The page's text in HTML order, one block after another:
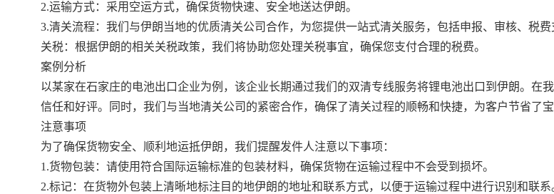
2.运输方式：采用空运方式，确保货物快速、安全地送达伊朗。
3.清关流程：我们与伊朗当地的优质清关公司合作，为您提供一站式清关服务，包括申报、审核、税费
关税：根据伊朗的相关关税政策，我们将协助您处理关税事宜，确保您支付合理的税费。
案例分析
以某家在石家庄的电池出口企业为例，该企业长期通过我们的双清专线服务将锂电池出口到伊朗。在
信任和好评。同时，我们与当地清关公司的紧密合作，确保了清关过程的顺畅和快捷，为客户节省了宝
注意事项
为了确保货物安全、顺利地运抵伊朗，我们提醒发件人注意以下事项：
1.货物包装：请使用符合国际运输标准的包装材料，确保货物在运输过程中不会受到损坏。
2.标记：在货物外包装上清晰地标注目的地伊朗的地址和联系方式，以便于运输过程中进行识别和联系